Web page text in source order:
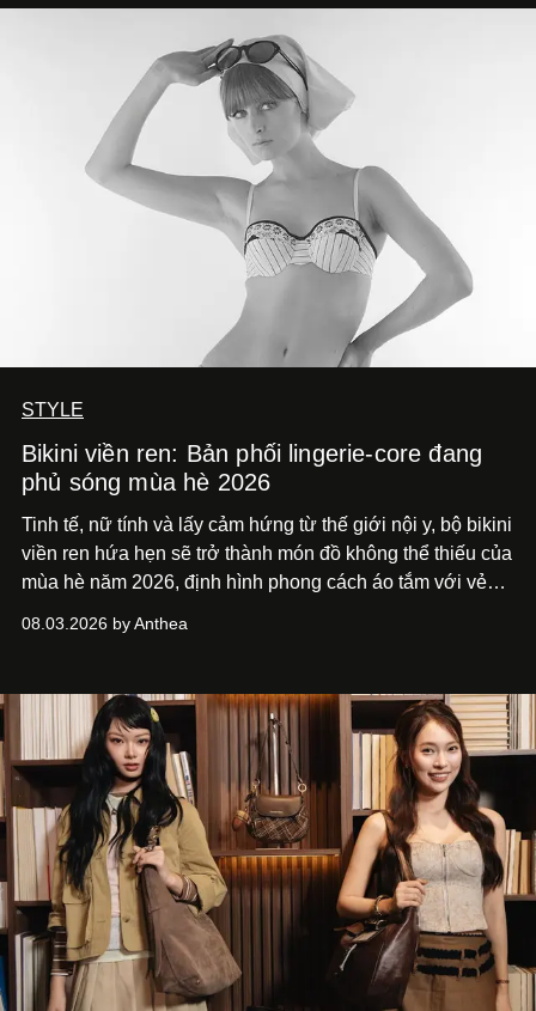
mải miết tìm kiếm sự đồng nhất tuyệt đối. Họ để những
đường nét, tỷ lệ và bảng màu nối liền hai thiết kế, dù mỗi
phiên bản vẫn mang linh hồn riêng.
STYLE
Bikini viền ren: Bản phối lingerie-core đang
phủ sóng mùa hè 2026
Tinh tế, nữ tính và lấy cảm hứng từ thế giới nội y, bộ bikini
viền ren hứa hẹn sẽ trở thành món đồ không thể thiếu của
mùa hè năm 2026, định hình phong cách áo tắm với vẻ
08.03.2026 by Anthea